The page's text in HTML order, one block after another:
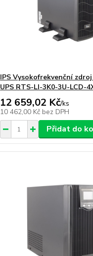
IPS Vysokofrekvenční
UPS RTS-LI-3K0-3U-LCD-
12 659,02 Kč/ks
10 462,00 Kč bez DPH
Přidat do